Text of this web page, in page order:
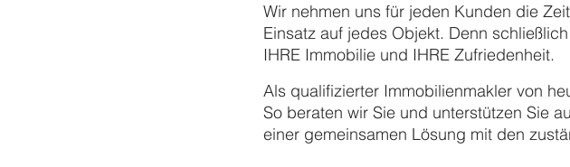
Wir nehmen uns für jeden Kunden die
Einsatz auf jedes Objekt. Denn
IHRE Immobilie und IHRE Zufriedenheit.
Als qualifizierter Immobilienmakler von
So beraten wir Sie und unterstützen Sie
einer gemeinsamen Lösung mit den